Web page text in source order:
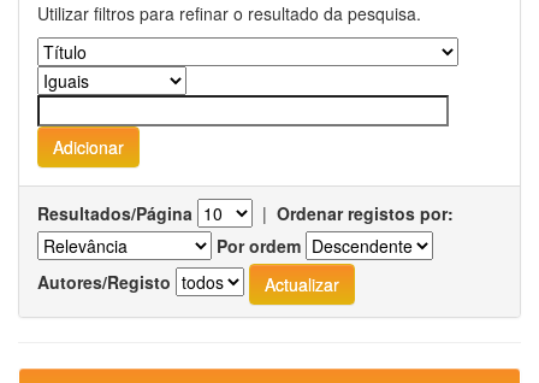
Utilizar filtros para refinar o resultado da pesquisa.
Resultados/Página | Ordenar registos por:
Por ordem
Autores/Registo